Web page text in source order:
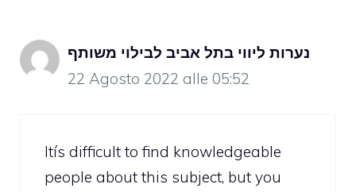
נערות ליווי בתל אביב לבילוי משותף
22 Agosto 2022 alle 05:52
Itís difficult to find knowledgeable
people about this subject, but you